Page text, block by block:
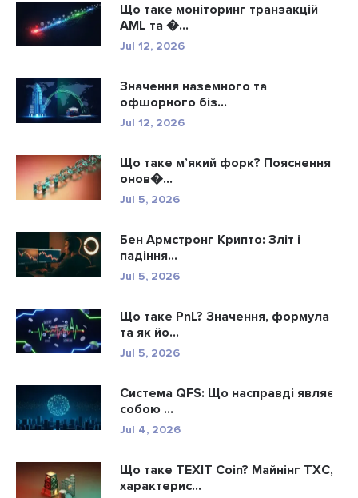
Що таке моніторинг транзакцій
AML та �...
Jul 12, 2026
Значення наземного та
офшорного біз...
Jul 12, 2026
Що таке м’який форк? Пояснення
онов�...
Jul 5, 2026
Бен Армстронг Крипто: Зліт і
падіння...
Jul 5, 2026
Що таке PnL? Значення, формула
та як йо...
Jul 5, 2026
Система QFS: Що насправді являє
собою ...
Jul 4, 2026
Що таке TEXIT Coin? Майнінг TXC,
характерис...